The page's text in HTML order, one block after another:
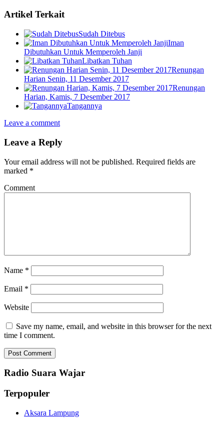
Artikel Terkait
Sudah Ditebus
Iman
Dibutuhkan Untuk Memperoleh Janji
Libatkan Tuhan
Renungan
Harian Senin, 11 Desember 2017
Renungan
Harian, Kamis, 7 Desember 2017
Tangannya
Leave a comment
Leave a Reply
Your email address will not be published. Required fields are
marked *
Comment
Name *
Email *
Website
Save my name, email, and website in this browser for the next
time I comment.
Radio Suara Wajar
Terpopuler
Aksara Lampung